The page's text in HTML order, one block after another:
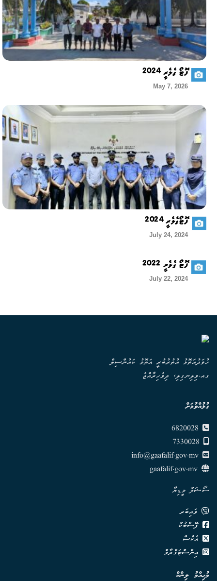
ފޮޓޯ ގެލެރީ 2024
May 7, 2026
ފޮޓޯގެލެރީ 2024
July 24, 2024
ފޮޓޯ ގެލެރީ 2022
July 22, 2024
ހުވަދުއަތޮޅު އުތުރުބުރީ އަތޮޅު ކައުންސިލް
ގއ.ވިލިނގިލި، ދިވެހިރާއްޖެ
ގުޅުއްވުމަށް
info@gaafalif.gov.mv
ސޯޝަލް މީޑިޔާ
ވައިބަރ
ފޭސްބުކް
އެކްސް
އިންސްޓަގްރާމް
މުޙިއްމު ލިންކް